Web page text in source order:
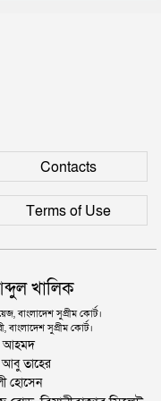
৩ শতাধিক
Contacts
Terms of Use
খালিক
বাংলাদেশ সুপ্রীম কোর্ট।
বাংলাদেশ সুপ্রীম কোর্ট।
আহমদ
আবু তাহের
হোসেন